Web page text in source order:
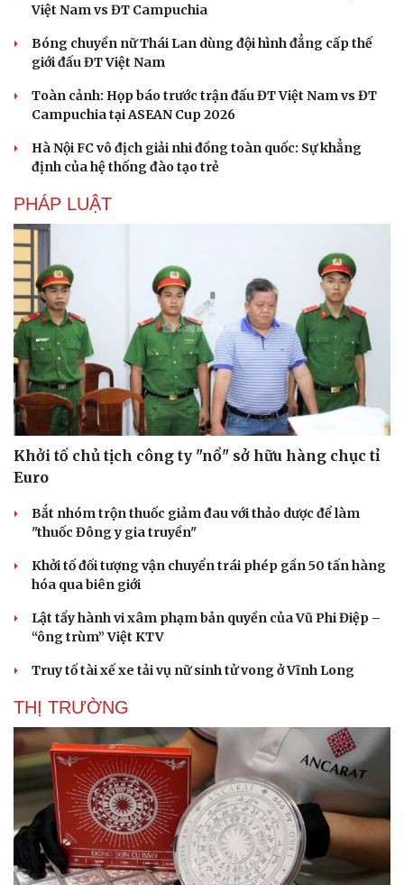
Văn hóa
Sân khấu - Điện ảnh
Văn học
Di sản
Nghệ sĩ
Thời trang
Việt Nam vs ĐT Campuchia
Bóng chuyền nữ Thái Lan dùng đội hình đẳng cấp thế
giới đấu ĐT Việt Nam
Toàn cảnh: Họp báo trước trận đấu ĐT Việt Nam vs ĐT
Campuchia tại ASEAN Cup 2026
Hà Nội FC vô địch giải nhi đồng toàn quốc: Sự khẳng
định của hệ thống đào tạo trẻ
PHÁP LUẬT
Khởi tố chủ tịch công ty "nổ" sở hữu hàng chục tỉ
Euro
Bắt nhóm trộn thuốc giảm đau với thảo dược để làm
"thuốc Đông y gia truyền"
Khởi tố đối tượng vận chuyển trái phép gần 50 tấn hàng
hóa qua biên giới
Lật tẩy hành vi xâm phạm bản quyền của Vũ Phi Điệp –
“ông trùm” Việt KTV
Truy tố tài xế xe tải vụ nữ sinh tử vong ở Vĩnh Long
THỊ TRƯỜNG